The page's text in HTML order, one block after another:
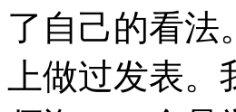
了自己的看法
上做过发表